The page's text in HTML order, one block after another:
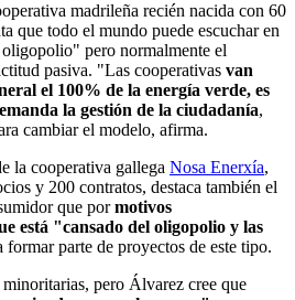
madrileña recién nacida con 60
que todo el mundo puede escuchar en
pero normalmente el
pasiva. "Las cooperativas van
el 100% de la energía verde, es
la gestión de la ciudadanía,
cambiar el modelo, afirma.
la cooperativa gallega Nosa Enerxía,
y 200 contratos, destaca también el
que pormotivos
está "cansado del oligopolio y las
formar parte de proyectos de este tipo.
pero Álvarez cree que